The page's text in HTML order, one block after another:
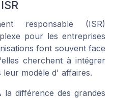
responsable (ISR)
pour les entreprises
font souvent face
cherchent à intégrer
leur modèle d' affaires.
la différence des grandes